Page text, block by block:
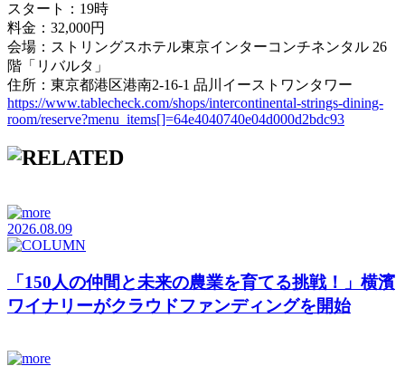
スタート：19時
料金：32,000円
会場：ストリングスホテル東京インターコンチネンタル 26
階「リバルタ」
住所：東京都港区港南2-16-1 品川イーストワンタワー
https://www.tablecheck.com/shops/intercontinental-strings-dining-
room/reserve?menu_items[]=64e4040740e04d000d2bdc93
2026.08.09
「150人の仲間と未来の農業を育てる挑戦！」横濱
ワイナリーがクラウドファンディングを開始